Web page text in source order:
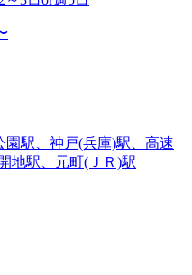
駅、神戸(兵庫)駅、高速
地駅、元町(ＪＲ)駅